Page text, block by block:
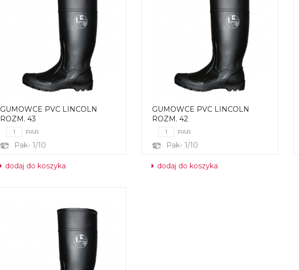
GUMOWCE PVC LINCOLN
ROZM. 43
PAR
Pak- 1/10
dodaj do koszyka
GUMOWCE PVC LINCOLN
ROZM. 42
PAR
Pak- 1/10
dodaj do koszyka